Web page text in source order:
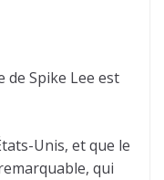
de Spike Lee est
Unis, et que le
qui